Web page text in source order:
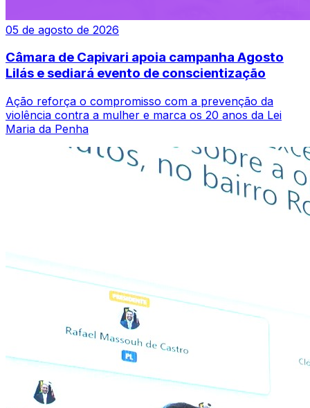
05 de agosto de 2026
Câmara de Capivari apoia campanha Agosto
Lilás e sediará evento de conscientização
Ação reforça o compromisso com a prevenção da
violência contra a mulher e marca os 20 anos da Lei
Maria da Penha